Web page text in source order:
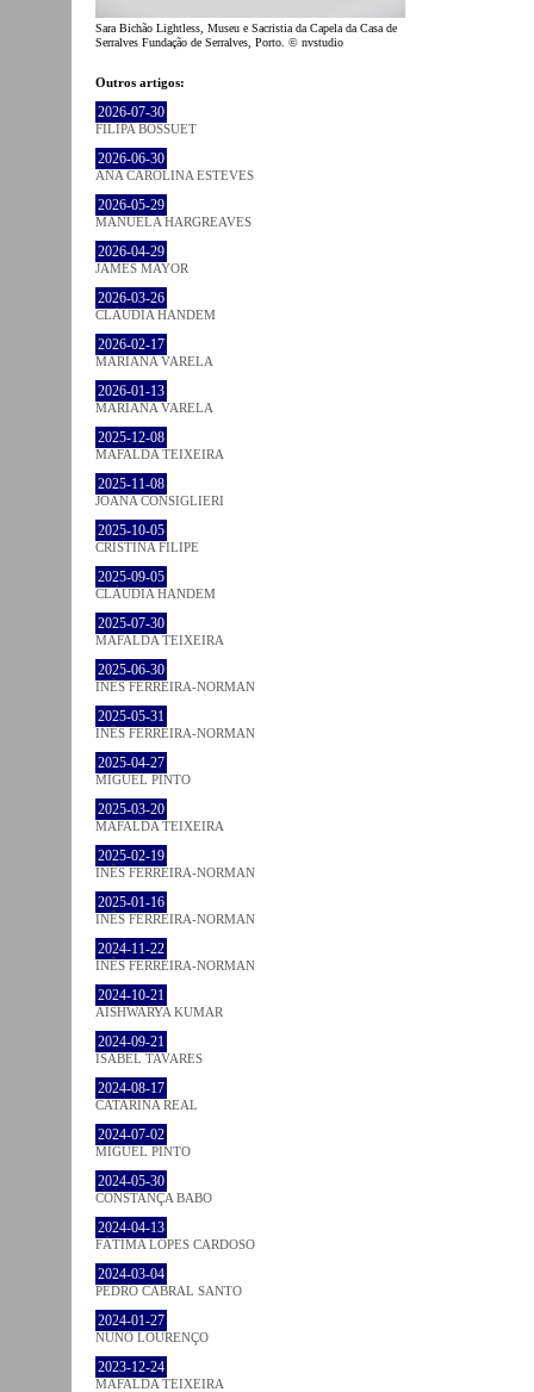
Sara Bichão Lightless, Museu e Sacristia da Capela da Casa de
Serralves Fundação de Serralves, Porto. © nvstudio
Outros artigos:
2026-07-30
FILIPA BOSSUET
2026-06-30
ANA CAROLINA ESTEVES
2026-05-29
MANUELA HARGREAVES
2026-04-29
JAMES MAYOR
2026-03-26
CLÁUDIA HANDEM
2026-02-17
MARIANA VARELA
2026-01-13
MARIANA VARELA
2025-12-08
MAFALDA TEIXEIRA
2025-11-08
JOANA CONSIGLIERI
2025-10-05
CRISTINA FILIPE
2025-09-05
CLÁUDIA HANDEM
2025-07-30
MAFALDA TEIXEIRA
2025-06-30
INÊS FERREIRA-NORMAN
2025-05-31
INÊS FERREIRA-NORMAN
2025-04-27
MIGUEL PINTO
2025-03-20
MAFALDA TEIXEIRA
2025-02-19
INÊS FERREIRA-NORMAN
2025-01-16
INÊS FERREIRA-NORMAN
2024-11-22
INÊS FERREIRA-NORMAN
2024-10-21
AISHWARYA KUMAR
2024-09-21
ISABEL TAVARES
2024-08-17
CATARINA REAL
2024-07-02
MIGUEL PINTO
2024-05-30
CONSTANÇA BABO
2024-04-13
FÁTIMA LOPES CARDOSO
2024-03-04
PEDRO CABRAL SANTO
2024-01-27
NUNO LOURENÇO
2023-12-24
MAFALDA TEIXEIRA